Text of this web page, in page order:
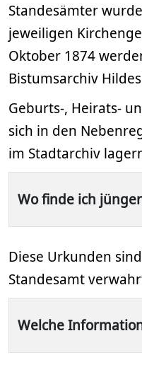
Standesämter
jeweiligen
Oktober 1874
Bistumsarchiv
Geburts-, Heirats-
sich in den
im Stadtarchiv
Wo finde ich
Diese Urkunden
Standesamt
Welche